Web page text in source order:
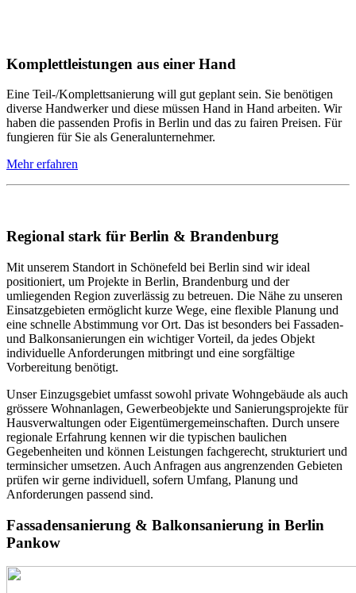
Komplettleistungen aus einer Hand
Eine Teil-/Komplettsanierung will gut geplant sein. Sie benötigen
diverse Handwerker und diese müssen Hand in Hand arbeiten. Wir
haben die passenden Profis in Berlin und das zu fairen Preisen. Für
fungieren für Sie als Generalunternehmer.
Mehr erfahren
Regional stark für Berlin & Brandenburg
Mit unserem Standort in Schönefeld bei Berlin sind wir ideal
positioniert, um Projekte in Berlin, Brandenburg und der
umliegenden Region zuverlässig zu betreuen. Die Nähe zu unseren
Einsatzgebieten ermöglicht kurze Wege, eine flexible Planung und
eine schnelle Abstimmung vor Ort. Das ist besonders bei Fassaden-
und Balkonsanierungen ein wichtiger Vorteil, da jedes Objekt
individuelle Anforderungen mitbringt und eine sorgfältige
Vorbereitung benötigt.
Unser Einzugsgebiet umfasst sowohl private Wohngebäude als auch
grössere Wohnanlagen, Gewerbeobjekte und Sanierungsprojekte für
Hausverwaltungen oder Eigentümergemeinschaften. Durch unsere
regionale Erfahrung kennen wir die typischen baulichen
Gegebenheiten und können Leistungen fachgerecht, strukturiert und
terminsicher umsetzen. Auch Anfragen aus angrenzenden Gebieten
prüfen wir gerne individuell, sofern Umfang, Planung und
Anforderungen passend sind.
Fassadensanierung & Balkonsanierung in Berlin
Pankow